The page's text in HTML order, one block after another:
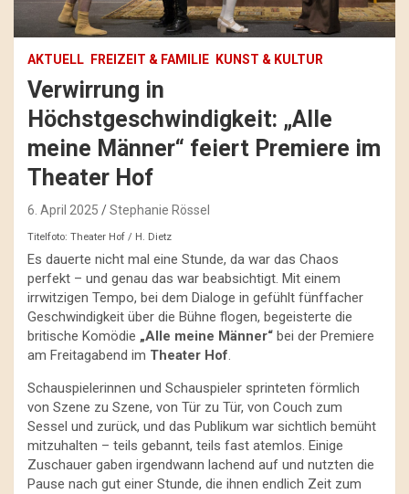
AKTUELL FREIZEIT & FAMILIE KUNST & KULTUR
Verwirrung in
Höchstgeschwindigkeit: „Alle
meine Männer“ feiert Premiere im
Theater Hof
6. April 2025 Stephanie Rössel
Titelfoto: Theater Hof / H. Dietz
Es dauerte nicht mal eine Stunde, da war das Chaos
perfekt – und genau das war beabsichtigt. Mit einem
irrwitzigen Tempo, bei dem Dialoge in gefühlt fünffacher
Geschwindigkeit über die Bühne flogen, begeisterte die
britische Komödie „Alle meine Männer“ bei der Premiere
am Freitagabend im Theater Hof.
Schauspielerinnen und Schauspieler sprinteten förmlich
von Szene zu Szene, von Tür zu Tür, von Couch zum
Sessel und zurück, und das Publikum war sichtlich bemüht
mitzuhalten – teils gebannt, teils fast atemlos. Einige
Zuschauer gaben irgendwann lachend auf und nutzten die
Pause nach gut einer Stunde, die ihnen endlich Zeit zum